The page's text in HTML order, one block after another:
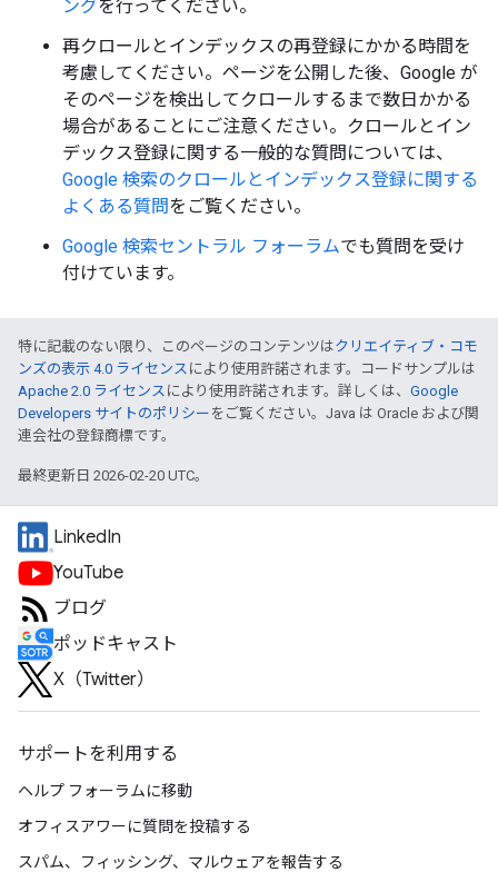
ングを行ってください。
再クロールとインデックスの再登録にかかる時間を
考慮してください。ページを公開した後、Google が
そのページを検出してクロールするまで数日かかる
場合があることにご注意ください。クロールとイン
デックス登録に関する一般的な質問については、
Google 検索のクロールとインデックス登録に関する
よくある質問をご覧ください。
Google 検索セントラル フォーラムでも質問を受け
付けています。
特に記載のない限り、このページのコンテンツはクリエイティブ・コモ
ンズの表示 4.0 ライセンス により使用許諾されます。コードサンプルは
Apache 2.0 ライセンス により使用許諾されます。詳しくは、 Google
Developers サイトのポリシー をご覧ください。Java は Oracle および関
連会社の登録商標です。
最終更新日 2026-02-20 UTC。
LinkedIn
YouTube
ブログ
ポッドキャスト
X（Twitter）
サポートを利用する
ヘルプ フォーラムに移動
オフィスアワーに質問を投稿する
スパム、フィッシング、マルウェアを報告する